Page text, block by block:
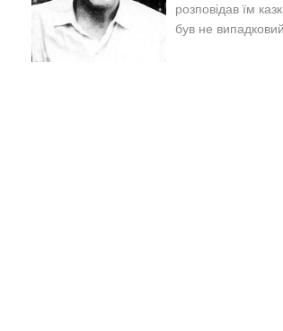
розповідав їм
був не